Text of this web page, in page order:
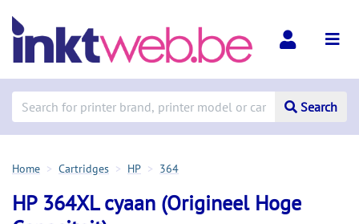
Search
Home Cartridges HP 364
HP 364XL cyaan (Origineel Hoge